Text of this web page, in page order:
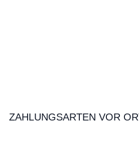
ZAHLUNGSARTEN VOR